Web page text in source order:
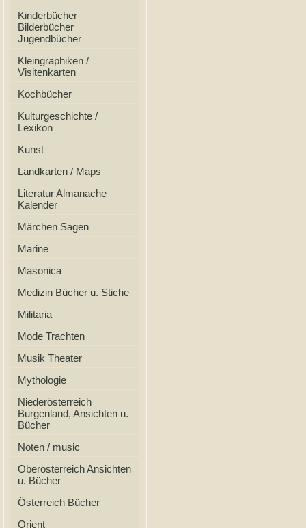
Kinderbücher
Bilderbücher
Jugendbücher
Kleingraphiken /
Visitenkarten
Kochbücher
Kulturgeschichte /
Lexikon
Kunst
Landkarten / Maps
Literatur Almanache
Kalender
Märchen Sagen
Marine
Masonica
Medizin Bücher u. Stiche
Militaria
Mode Trachten
Musik Theater
Mythologie
Niederösterreich
Burgenland, Ansichten u.
Bücher
Noten / music
Oberösterreich Ansichten
u. Bücher
Österreich Bücher
Orient